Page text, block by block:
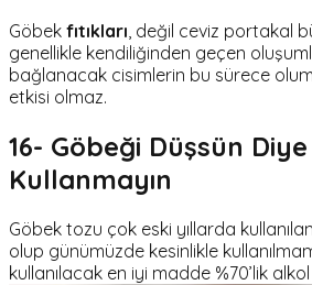
Göbek fıtıkları, değil ceviz portakal
genellikle kendiliğinden geçen
bağlanacak cisimlerin bu sürece
etkisi olmaz.
16- Göbeği Düşsün Diye
Kullanmayın
Göbek tozu çok eski yıllarda
olup günümüzde kesinlikle
kullanılacak en iyi madde %70’lik alkol